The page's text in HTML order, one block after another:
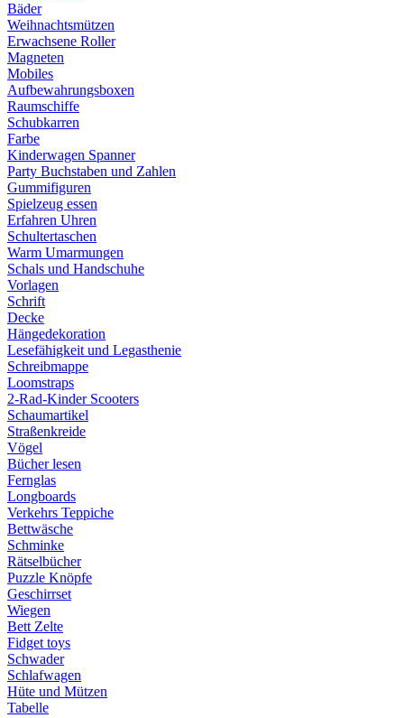
Bäder
Weihnachtsmützen
Erwachsene Roller
Magneten
Mobiles
Aufbewahrungsboxen
Raumschiffe
Schubkarren
Farbe
Kinderwagen Spanner
Party Buchstaben und Zahlen
Gummifiguren
Spielzeug essen
Erfahren Uhren
Schultertaschen
Warm Umarmungen
Schals und Handschuhe
Vorlagen
Schrift
Decke
Hängedekoration
Lesefähigkeit und Legasthenie
Schreibmappe
Loomstraps
2-Rad-Kinder Scooters
Schaumartikel
Straßenkreide
Vögel
Bücher lesen
Fernglas
Longboards
Verkehrs Teppiche
Bettwäsche
Schminke
Rätselbücher
Puzzle Knöpfe
Geschirrset
Wiegen
Bett Zelte
Fidget toys
Schwader
Schlafwagen
Hüte und Mützen
Tabelle